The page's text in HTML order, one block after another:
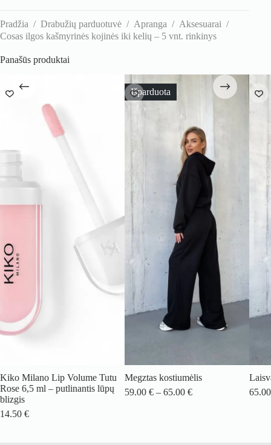
Pradžia / Drabužių parduotuvė / Apranga / Aksesuarai /
Cosas ilgos kašmyrinės kojinės iki kelių – 5 vnt. rinkinys
Panašūs produktai
Kiko Milano Lip Volume Tutu
Rose 6,5 ml – putlinantis lūpų
blizgis
14.50 €
Išparduota
Megztas kostiumėlis
59.00€ – 65.00€Price